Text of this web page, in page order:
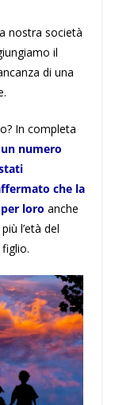
nostra società
il
di una
In completa
un numero
che la
loro anche
l’età del